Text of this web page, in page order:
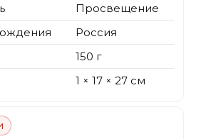
Просвещение
Россия
150 г
1 × 17 × 27 см